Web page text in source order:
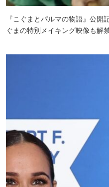
『こぐまとパルマの物語』公開
ぐまの特別メイキング映像も解